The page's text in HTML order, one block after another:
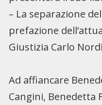
– La separazione
prefazione
Giustizia Carlo
Ad affiancare
Cangini, Benedetta